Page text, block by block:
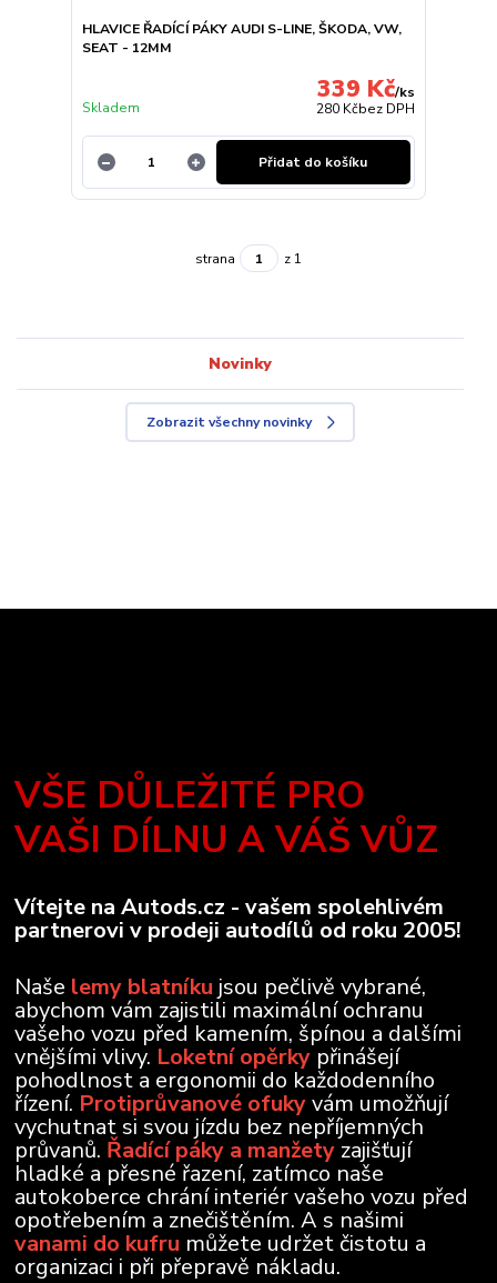
HLAVICE ŘADÍCÍ PÁKY AUDI S-LINE, ŠKODA, VW,
SEAT - 12MM
339 Kč/ks
280 Kčbez DPH
Skladem
Přidat do košíku
strana z 1
Novinky
Zobrazit všechny novinky
VŠE DŮLEŽITÉ PRO
VAŠI DÍLNU A VÁŠ VŮZ
Vítejte na Autods.cz - vašem spolehlivém
partnerovi v prodeji autodílů od roku 2005!
Naše lemy blatníku jsou pečlivě vybrané,
abychom vám zajistili maximální ochranu
vašeho vozu před kamením, špínou a dalšími
vnějšími vlivy. Loketní opěrky přinášejí
pohodlnost a ergonomii do každodenního
řízení. Protiprůvanové ofukyvám umožňují
vychutnat si svou jízdu bez nepříjemných
průvanů. Řadící páky a manžety zajišťují
hladké a přesné řazení, zatímco naše
autokoberce chrání interiér vašeho vozu před
opotřebením a znečištěním. A s našimi
vanami do kufru můžete udržet čistotu a
organizaci i při přepravě nákladu.